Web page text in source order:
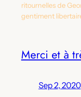
ritournelles de
gentiment
Merci et à
Sep 2, 2020